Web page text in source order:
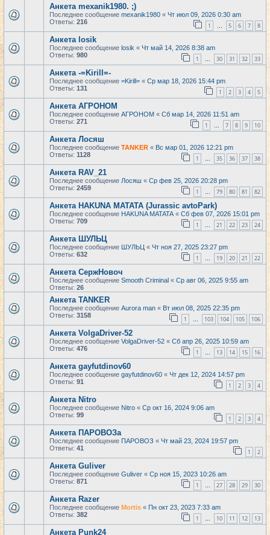
Анкета mexanik1980. ;)
Последнее сообщение mexanik1980 « Чт июл 09, 2026 0:30 am
Ответы: 216 1 … 5 6 7 8
Анкета losik
Последнее сообщение losik « Чт май 14, 2026 8:38 am
Ответы: 980 1 … 30 31 32 33
Анкета -=Kirill=-
Последнее сообщение =Kirill= « Ср мар 18, 2026 15:44 pm
Ответы: 131 1 2 3 4 5
Анкета АГРОНОМ
Последнее сообщение АГРОНОМ « Сб мар 14, 2026 11:51 am
Ответы: 271 1 … 7 8 9 10
Анкета Лосяш
Последнее сообщение TANKER « Вс мар 01, 2026 12:21 pm
Ответы: 1128 1 … 35 36 37 38
Анкета RAV_21
Последнее сообщение Лосяш « Ср фев 25, 2026 20:28 pm
Ответы: 2459 1 … 79 80 81 82
Анкета HAKUNA MATATA (Jurassic avtoPark)
Последнее сообщение HAKUNA MATATA « Сб фев 07, 2026 15:01 pm
Ответы: 709 1 … 21 22 23 24
Анкета ШУЛЬЦ
Последнее сообщение ШУЛЬЦ « Чт ноя 27, 2025 23:27 pm
Ответы: 632 1 … 19 20 21 22
Анкета СержНовоч
Последнее сообщение Smooth Criminal « Ср авг 06, 2025 9:55 am
Ответы: 26
Анкета TANKER
Последнее сообщение Aurora man « Вт июл 08, 2025 22:35 pm
Ответы: 3158 1 … 103 104 105 106
Анкета VolgaDriver-52
Последнее сообщение VolgaDriver-52 « Сб апр 26, 2025 10:59 am
Ответы: 476 1 … 13 14 15 16
Анкета gayfutdinov60
Последнее сообщение gayfutdinov60 « Чт дек 12, 2024 14:57 pm
Ответы: 91 1 2 3 4
Анкета Nitro
Последнее сообщение Nitro « Ср окт 16, 2024 9:06 am
Ответы: 99 1 2 3 4
Анкета ПАРОВОЗа
Последнее сообщение ПАРОВОЗ « Чт май 23, 2024 19:57 pm
Ответы: 41 1 2
Анкета Guliver
Последнее сообщение Guliver « Ср ноя 15, 2023 10:26 am
Ответы: 871 1 … 27 28 29 30
Анкета Razer
Последнее сообщение Mortis « Пн окт 23, 2023 7:33 am
Ответы: 382 1 … 10 11 12 13
Анкета Punk24